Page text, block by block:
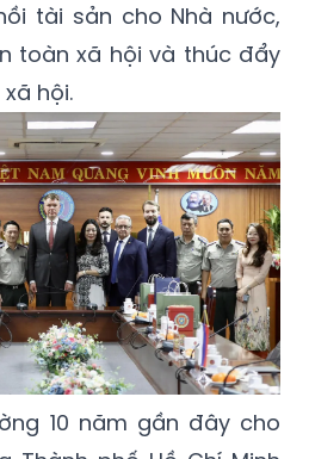
tài sản cho Nhà nước,
toàn xã hội và thúc đẩy
hội.
10 năm gần đây cho